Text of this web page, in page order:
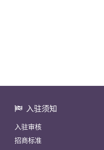
入驻须知
入驻审核
招商标准